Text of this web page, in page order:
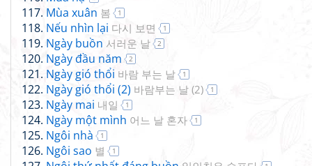
Mùa xuân 봄 1
Nếu nhìn lại 다시 보면 1
Ngày buồn 서러운 날 2
Ngày đầu năm 2
Ngày gió thổi 바람 부는 날 1
Ngày gió thổi (2) 바람부는 날 (2) 1
Ngày mai 내일 1
Ngày một mình 어느 날 혼자 1
Ngôi nhà 1
Ngôi sao 별 1